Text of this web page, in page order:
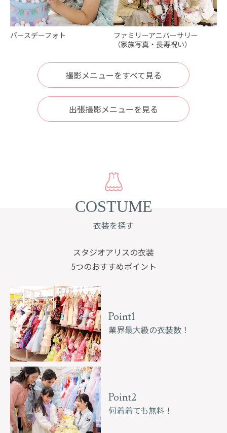
バースデーフォト
ファミリーアニバーサリー
（家族写真・長寿祝い）
撮影メニューをすべて見る
出張撮影メニューを見る
COSTUME
衣装を探す
スタジオアリスの衣装
5つのおすすめポイント
Point1
業界最大級の衣装数！
Point2
何着着ても無料！